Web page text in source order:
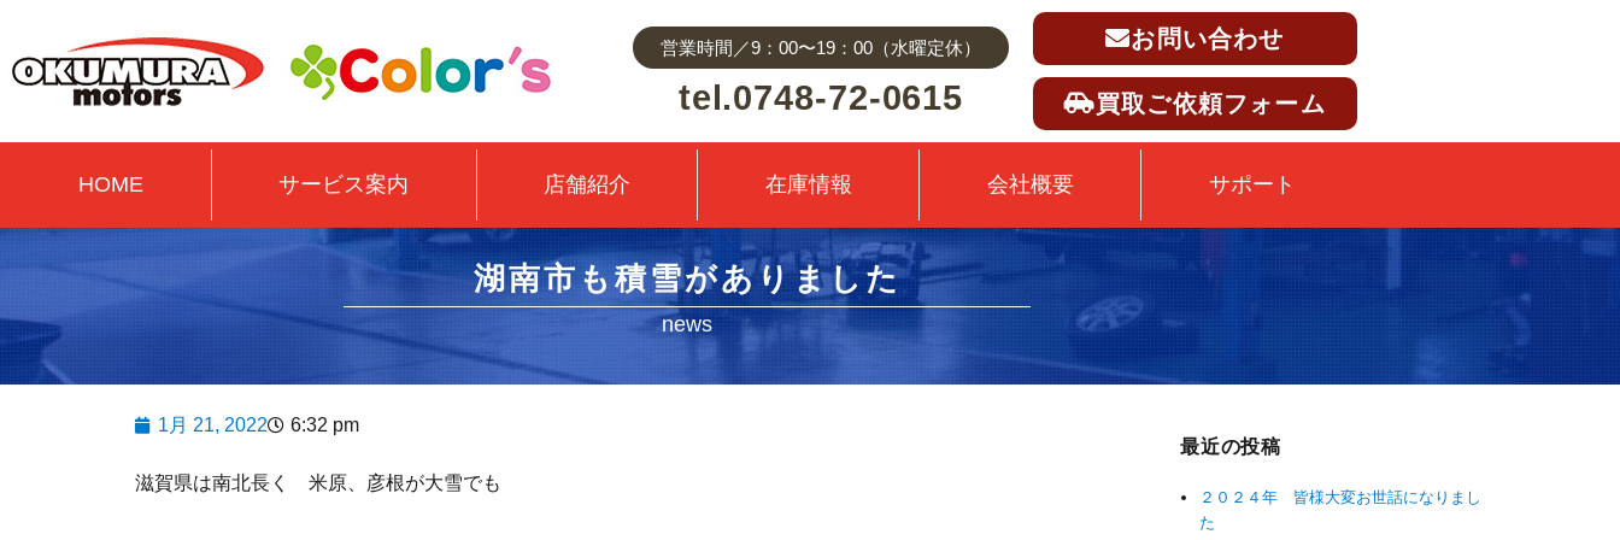
営業時間／9：00〜19：00（水曜定休）
tel.0748-72-0615
お問い合わせ
買取ご依頼フォーム
HOME サービス案内 店舗紹介 在庫情報 会社概要 サポート
湖南市も積雪がありました
news
1月 21, 2022 6:32 pm
滋賀県は南北長く 米原、彦根が大雪でも
最近の投稿
２０２４年 皆様大変お世話になりまし
た